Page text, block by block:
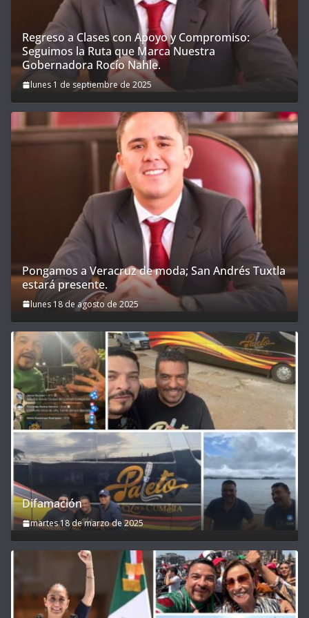
Regreso a Clases con Apoyo y Compromiso:
Seguimos la Ruta que Marca Nuestra
Gobernadora Rocío Nahle.
lunes 1 de septiembre de 2025
Pongamos a Veracruz de moda; San Andrés Tuxtla
estará presente.
lunes 18 de agosto de 2025
Difamación
martes 18 de marzo de 2025